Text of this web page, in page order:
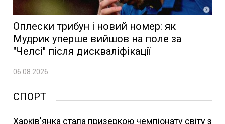
Оплески трибун і новий номер: як
Мудрик уперше вийшов на поле за
"Челсі" після дискваліфікації
06.08.2026
СПОРТ
Харків'янка стала призеркою чемпіонату світу з